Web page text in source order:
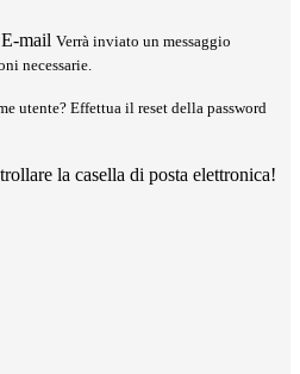
E-mail Verrà inviato un messaggio
necessarie.
utente? Effettua il reset della password
la casella di posta elettronica!